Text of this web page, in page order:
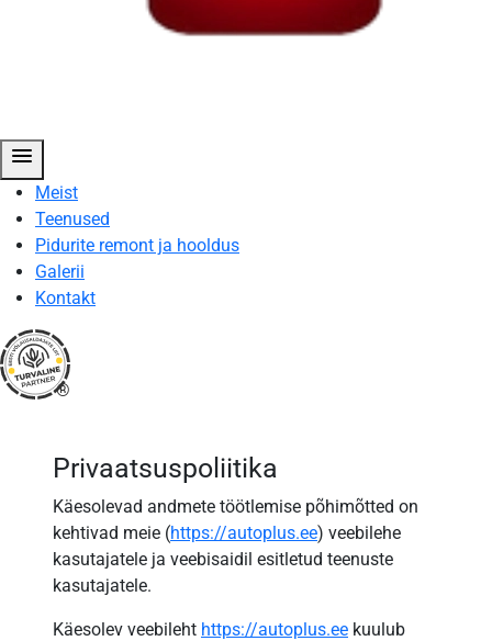
menu
Meist
Teenused
Pidurite remont ja hooldus
Galerii
Kontakt
®
AUTOPLUS
HOOLDUS
Privaatsuspoliitika
Käesolevad andmete töötlemise põhimõtted on
kehtivad meie (https://autoplus.ee) veebilehe
kasutajatele ja veebisaidil esitletud teenuste
kasutajatele.
Käesolev veebileht https://autoplus.ee kuulub